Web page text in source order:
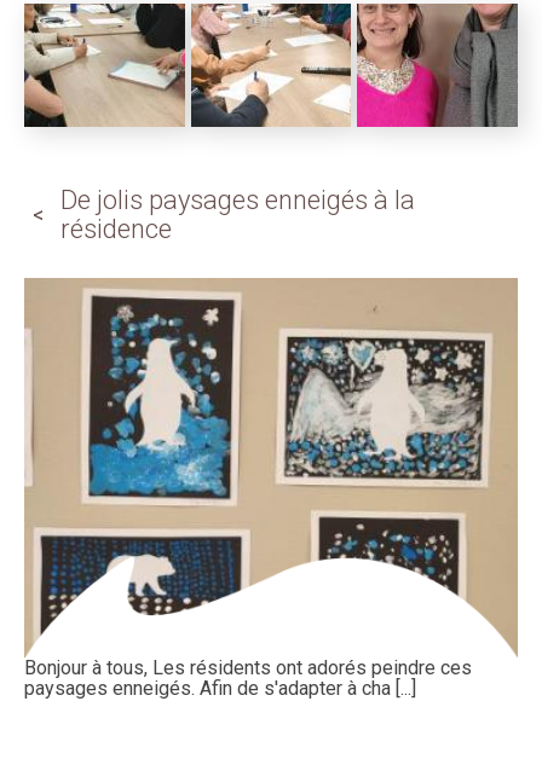
De jolis paysages enneigés à la
résidence
Bonjour à tous, Les résidents ont adorés peindre ces
paysages enneigés. Afin de s'adapter à cha [...]